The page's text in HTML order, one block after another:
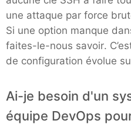
RethinkDB
Ruby
TimescaleDB
une attaque par force
Si une option manque
faites-le-nous savoir.
de configuration évolue
Ai-je besoin d'un
équipe DevOps